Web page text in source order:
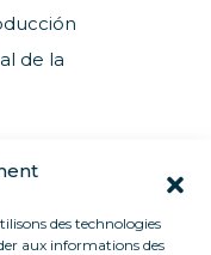
des technologies
aux informations des
de la